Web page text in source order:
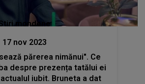
mondene
17 nov 2023
părerea nimănui". Ce
despre prezența tatălui ei
actualul iubit. Bruneta a dat